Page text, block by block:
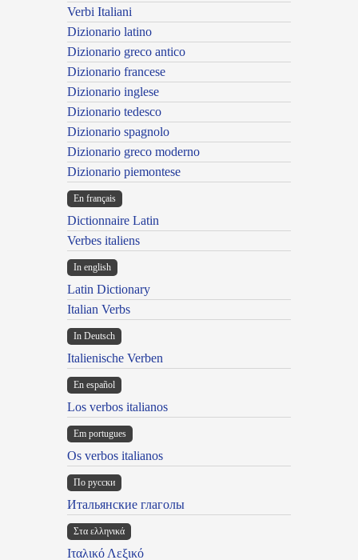
Verbi Italiani
Dizionario latino
Dizionario greco antico
Dizionario francese
Dizionario inglese
Dizionario tedesco
Dizionario spagnolo
Dizionario greco moderno
Dizionario piemontese
En français
Dictionnaire Latin
Verbes italiens
In english
Latin Dictionary
Italian Verbs
In Deutsch
Italienische Verben
En español
Los verbos italianos
Em portugues
Os verbos italianos
По русски
Итальянские глаголы
Στα ελληνικά
Ιταλικό Λεξικό